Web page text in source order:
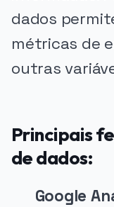
dados
métricas de
outras
Principais
de dados:
Google